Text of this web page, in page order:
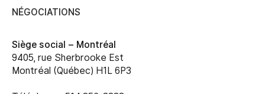
NÉGOCIATIONS
Siège social – Montréal
9405, rue Sherbrooke Est
Montréal (Québec) H1L 6P3